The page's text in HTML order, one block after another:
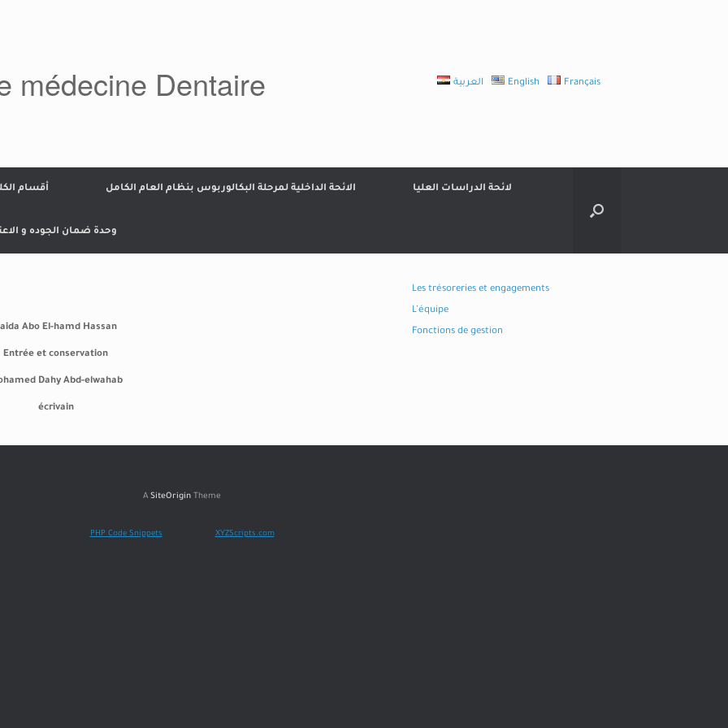
médecine Dentaire العربية English Français
أقسام الائحة الداخلية لمرحلة البكالوربوس بنظام العام الكامل لائحة الدراسات العليا
وحدة ضمان الجوده و
Abo El-hamd Hassan
Entrée et conservation
Dahy Abd-elwahab
écrivain
Les trésoreries et engagements
L’équipe
Fonctions de gestion
A SiteOrigin Theme
PHP Code Snippets XYZScripts.com